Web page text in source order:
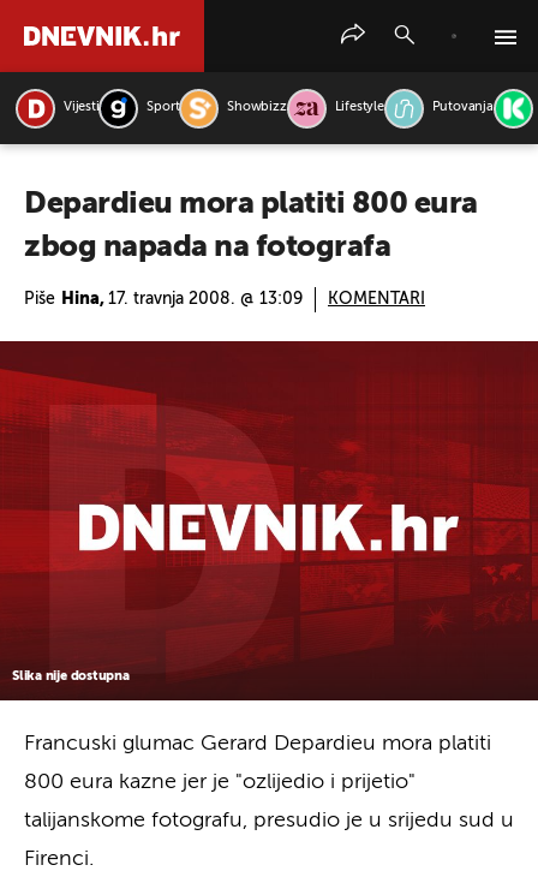
Vijesti Sport Showbizz Lifestyle Putovanja
Depardieu mora platiti 800 eura
zbog napada na fotografa
Piše Hina, 17. travnja 2008. @ 13:09 KOMENTARI
Slika nije dostupna
Francuski glumac Gerard Depardieu mora platiti
800 eura kazne jer je "ozlijedio i prijetio"
talijanskome fotografu, presudio je u srijedu sud u
Firenci.
PRETRAŽITE VIJESTI